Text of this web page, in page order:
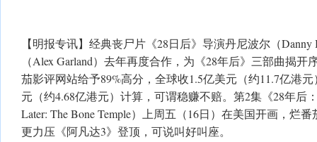
【明报专讯】经典丧尸片《28日后》导演丹尼波尔（
（Alex Garland）去年再度合作，为《28年后》三部曲揭
茄影评网站给予89%高分，全球收1.5亿美元（约11.7亿港
元（约4.68亿港元）计算，可谓稳赚不赔。第2集《28年后
Later: The Bone Temple）上周五（16日）在美国开画，烂
更力压《阿凡达3》登顶，可说叫好叫座。